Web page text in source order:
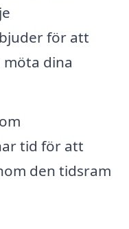
för att
dina
tid för att
den tidsram